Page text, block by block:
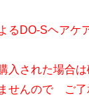
るDO-Sヘアケ
入された場合
せんので ご了